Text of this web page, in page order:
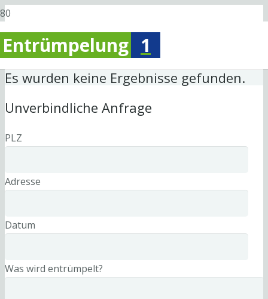
Entrümpelung 1
Es wurden keine Ergebnisse gefunden.
Unverbindliche Anfrage
PLZ
Adresse
Datum
Was wird entrümpelt?